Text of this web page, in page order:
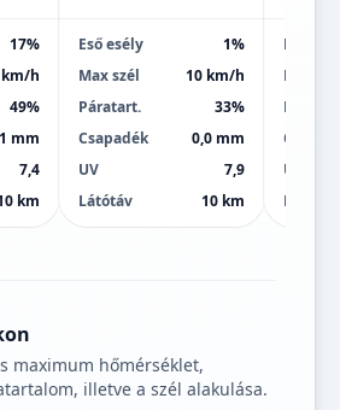
17%
h
49%
mm
7,4
km
Eső esély
1%
Max szél
10 km/h
Páratart.
33%
Csapadék
0,0 mm
UV
7,9
Látótáv
10 km
Eső
Max
UV
Látótáv
maximum hőmérséklet,
illetve a szél alakulása.